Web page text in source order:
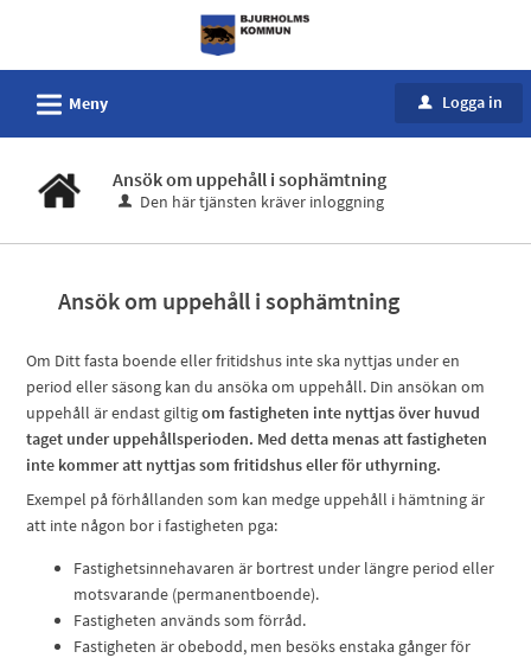
tjänster
-
Bjurholms
kommun
L Meny u Logga in
Ansök om uppehåll i sophämtning
Den här tjänsten kräver inloggning
Ansök om uppehåll i sophämtning
Om Ditt fasta boende eller fritidshus inte ska nyttjas under en
period eller säsong kan du ansöka om uppehåll. Din ansökan om
uppehåll är endast giltigom fastigheten inte nyttjas över huvud
taget under uppehållsperioden. Med detta menas att fastigheten
inte kommer att nyttjas som fritidshus eller för uthyrning.
Exempel på förhållanden som kan medge uppehåll i hämtning är
att inte någon bor i fastigheten pga:
Fastighetsinnehavaren är bortrest under längre period eller
motsvarande (permanentboende).
Fastigheten används som förråd.
Fastigheten är obebodd, men besöks enstaka gånger för